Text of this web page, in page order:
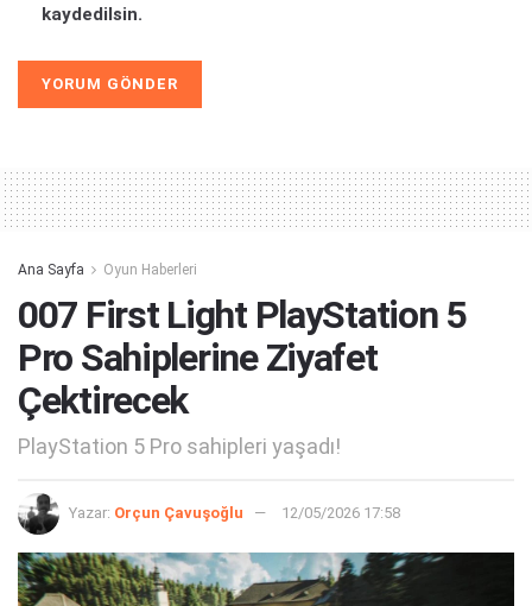
kaydedilsin.
Ana Sayfa Oyun Haberleri
007 First Light PlayStation 5
Pro Sahiplerine Ziyafet
Çektirecek
PlayStation 5 Pro sahipleri yaşadı!
Yazar: Orçun Çavuşoğlu 12/05/2026 17:58